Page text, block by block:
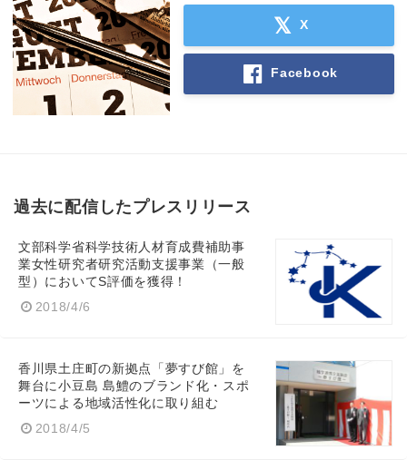
X
Facebook
過去に配信したプレスリリース
文部科学省科学技術人材育成費補助事
業女性研究者研究活動支援事業（一般
型）においてS評価を獲得！
2018/4/6
香川県土庄町の新拠点「夢すび館」を
舞台に小豆島 島鱧のブランド化・スポ
ーツによる地域活性化に取り組む
2018/4/5